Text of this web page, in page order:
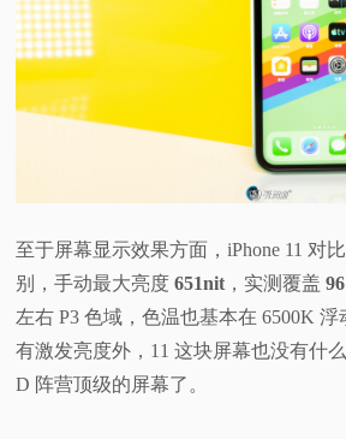
至于屏幕显示效果方面，iPhone 11 对
别，手动最大亮度651nit ，实测覆盖
左右 P3 色域，色温也基本在 6500K
有激发亮度外，11 这块屏幕也没有什
D 阵营顶级的屏幕了。